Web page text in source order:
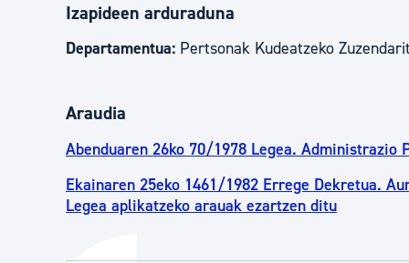
Izapideen arduraduna
Departamentua: Pertsonak Kudeatzeko
Araudia
Abenduaren 26ko 70/1978 Legea.
Ekainaren 25eko 1461/1982 Errege Dekretua.
Legea aplikatzeko arauak ezartzen ditu